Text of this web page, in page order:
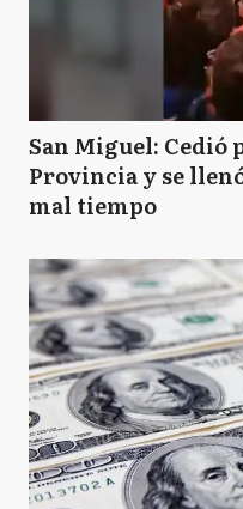
San Miguel: Cedió
Provincia y se
mal tiempo